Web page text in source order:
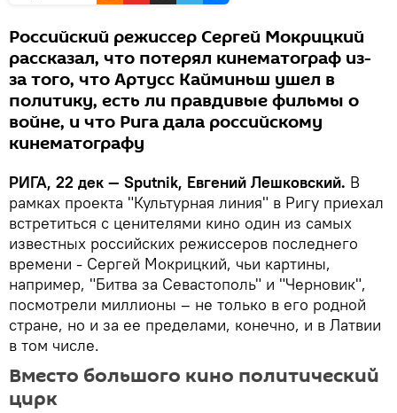
Российский режиссер Сергей Мокрицкий
рассказал, что потерял кинематограф из-
за того, что Артусс Кайминьш ушел в
политику, есть ли правдивые фильмы о
войне, и что Рига дала российскому
кинематографу
РИГА, 22 дек — Sputnik, Евгений Лешковский. В
рамках проекта "Культурная линия" в Ригу приехал
встретиться с ценителями кино один из самых
известных российских режиссеров последнего
времени - Сергей Мокрицкий, чьи картины,
например, "Битва за Севастополь" и "Черновик",
посмотрели миллионы – не только в его родной
стране, но и за ее пределами, конечно, и в Латвии
в том числе.
Вместо большого кино политический
цирк